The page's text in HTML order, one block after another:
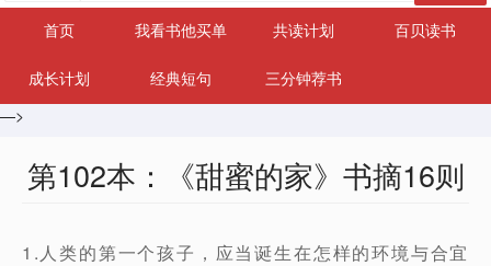
首页
我看书他买单 共读计划 百贝读书
成长计划 经典短句
三分钟荐书
—>
第102本：《甜蜜的家》书摘16则
1.人类的第一个孩子，应当诞生在怎样的环境与合宜